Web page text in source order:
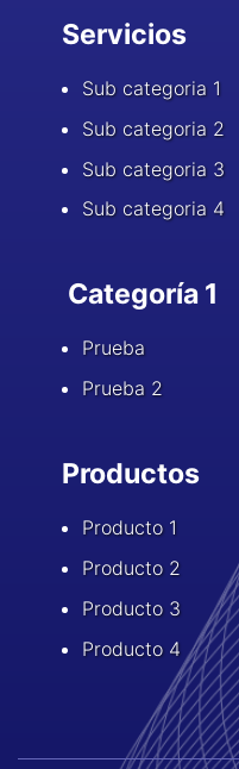
Servicios
Sub categoria 1
Sub categoria 2
Sub categoria 3
Sub categoria 4
Categoría 1
Prueba
Prueba 2
Productos
Producto 1
Producto 2
Producto 3
Producto 4